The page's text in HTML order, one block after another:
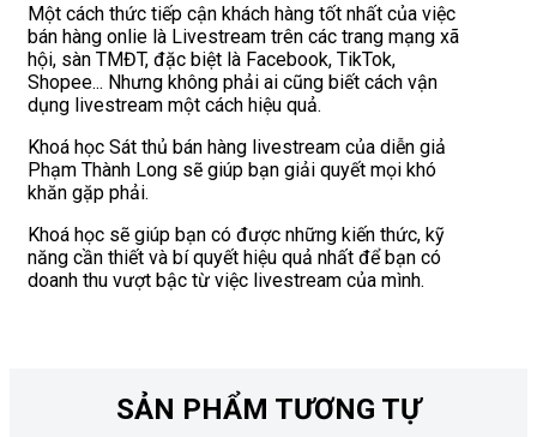
Một cách thức tiếp cận khách hàng tốt nhất của việc
bán hàng onlie là Livestream trên các trang mạng xã
hội, sàn TMĐT, đặc biệt là Facebook, TikTok,
Shopee... Nhưng không phải ai cũng biết cách vận
dụng livestream một cách hiệu quả.
Khoá học Sát thủ bán hàng livestream của diễn giả
Phạm Thành Long sẽ giúp bạn giải quyết mọi khó
khăn gặp phải.
Khoá học sẽ giúp bạn có được những kiến thức, kỹ
năng cần thiết và bí quyết hiệu quả nhất để bạn có
doanh thu vượt bậc từ việc livestream của mình.
SẢN PHẨM TƯƠNG TỰ